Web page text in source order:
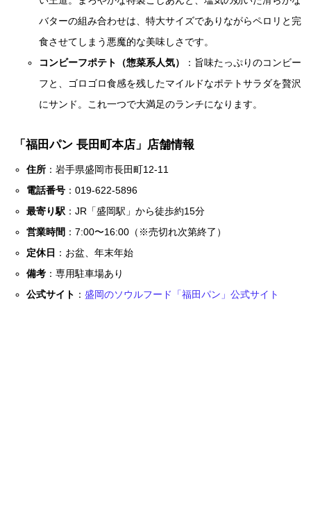
バターの組み合わせは、特大サイズでありながらペロリと完
食させてしまう悪魔的な美味しさです。
コンビーフポテト（惣菜系人気）
：旨味たっぷりのコンビー
フと、ゴロゴロ食感を残したマイルドなポテトサラダを贅沢
にサンド。これ一つで大満足のランチになります。
「福田パン 長田町本店」店舗情報
住所 ：岩手県盛岡市長田町12-11
電話番号 ：019-622-5896
最寄り駅 ：JR「盛岡駅」から徒歩約15分
営業時間 ：7:00〜16:00（※売切れ次第終了）
定休日 ：お盆、年末年始
備考 ：専用駐車場あり
公式サイト ：盛岡のソウルフード「福田パン」公式サイト